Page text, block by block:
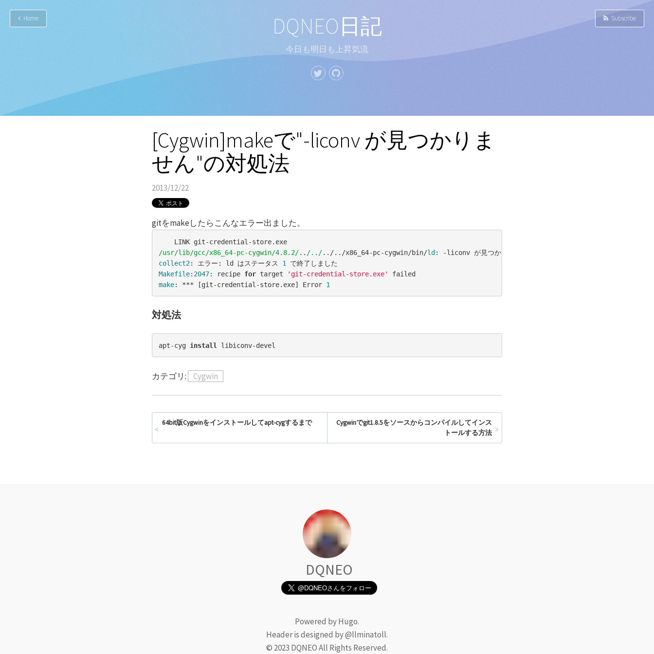
DQNEO日記
今日も明日も上昇気流
Home Subscribe
[Cygwin]makeで"-liconv が見つかりま
せん"の対処法
2013/12/22
gitをmakeしたらこんなエラー出ました。
    LINK git-credential-store.exe
/usr/lib/gcc/x86_64-pc-cygwin/4.8.2/.. /../../../x86_64-pc-cygwin/bin/ld
collect2: エラー: ld はステータス 1
Makefile: 2047: recipe for target 'git-credential-store.exe'
failed
make: *** [git-credential-store.exe] Error 1
対処法
apt-cyg install libiconv-devel
カテゴリ: Cygwin
64bit版Cygwinをインストールしてapt-cygするまで
<
Cygwinでgit1.8.5をソースからコンパイルしてインス
トールする方法 >
DQNEO
Powered by Hugo.
Header is designed by @llminatoll.
© 2023 DQNEO All Rights Reserved.